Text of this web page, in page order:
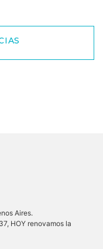
Aires.
HOY renovamos la